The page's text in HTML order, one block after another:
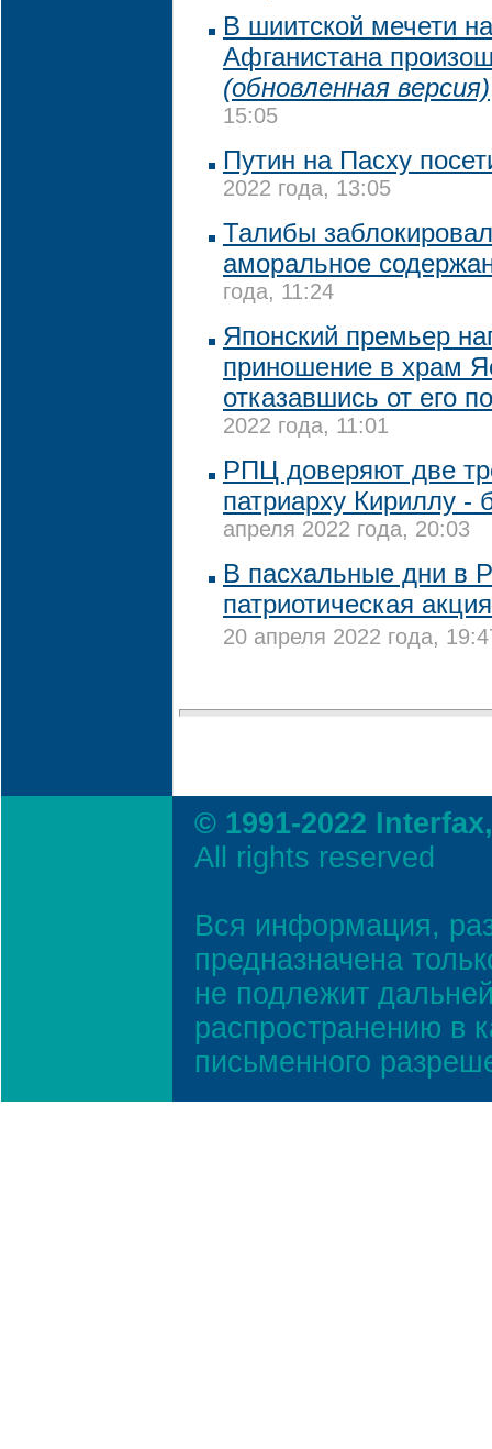
В шиитской мечети
Афганистана
(обновленная версия)
15:05
Путин на Пасху
2022 года, 13:05
Талибы
аморальное
года, 11:24
Японский премьер
приношение в храм
отказавшись от его
2022 года, 11:01
РПЦ доверяют две
патриарху Кириллу -
апреля 2022 года, 20:03
В пасхальные дни в
патриотическая
20 апреля 2022 года,
© 1991-2022
All rights reserved
Вся информация,
предназначена
не подлежит
распространению в
письменного